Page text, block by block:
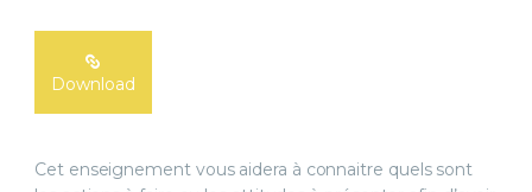
Download
Cet enseignement vous aidera à connaitre quels sont